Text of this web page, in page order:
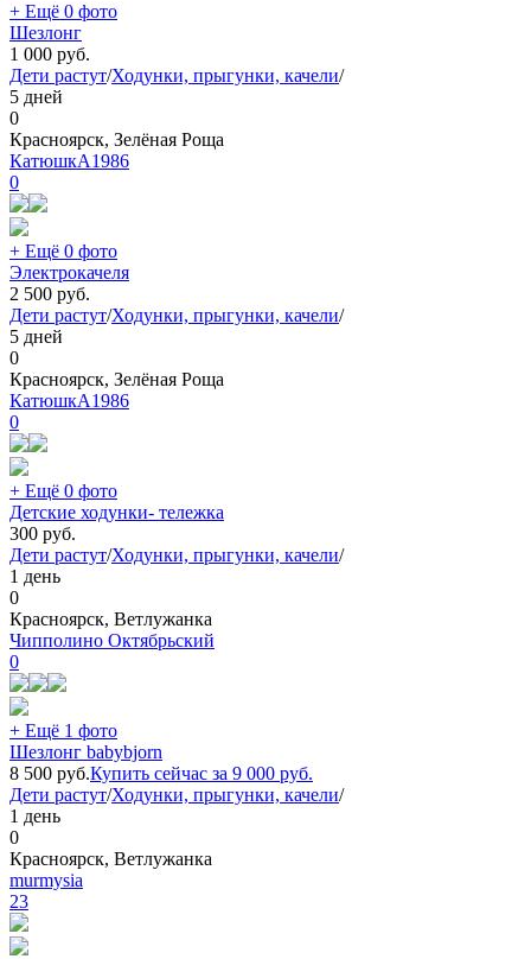
+ Ещё 0 фото
Шезлонг
1 000 руб.
Дети растут/Ходунки, прыгунки, качели/
5 дней
0
Красноярск, Зелёная Роща
КатюшкА1986
0
+ Ещё 0 фото
Электрокачеля
2 500 руб.
Дети растут/Ходунки, прыгунки, качели/
5 дней
0
Красноярск, Зелёная Роща
КатюшкА1986
0
+ Ещё 0 фото
Детские ходунки- тележка
300 руб.
Дети растут/Ходунки, прыгунки, качели/
1 день
0
Красноярск, Ветлужанка
Чипполино Октябрьский
0
+ Ещё 1 фото
Шезлонг babybjorn
8 500 руб.Купить сейчас за 9 000 руб.
Дети растут/Ходунки, прыгунки, качели/
1 день
0
Красноярск, Ветлужанка
murmysia
23